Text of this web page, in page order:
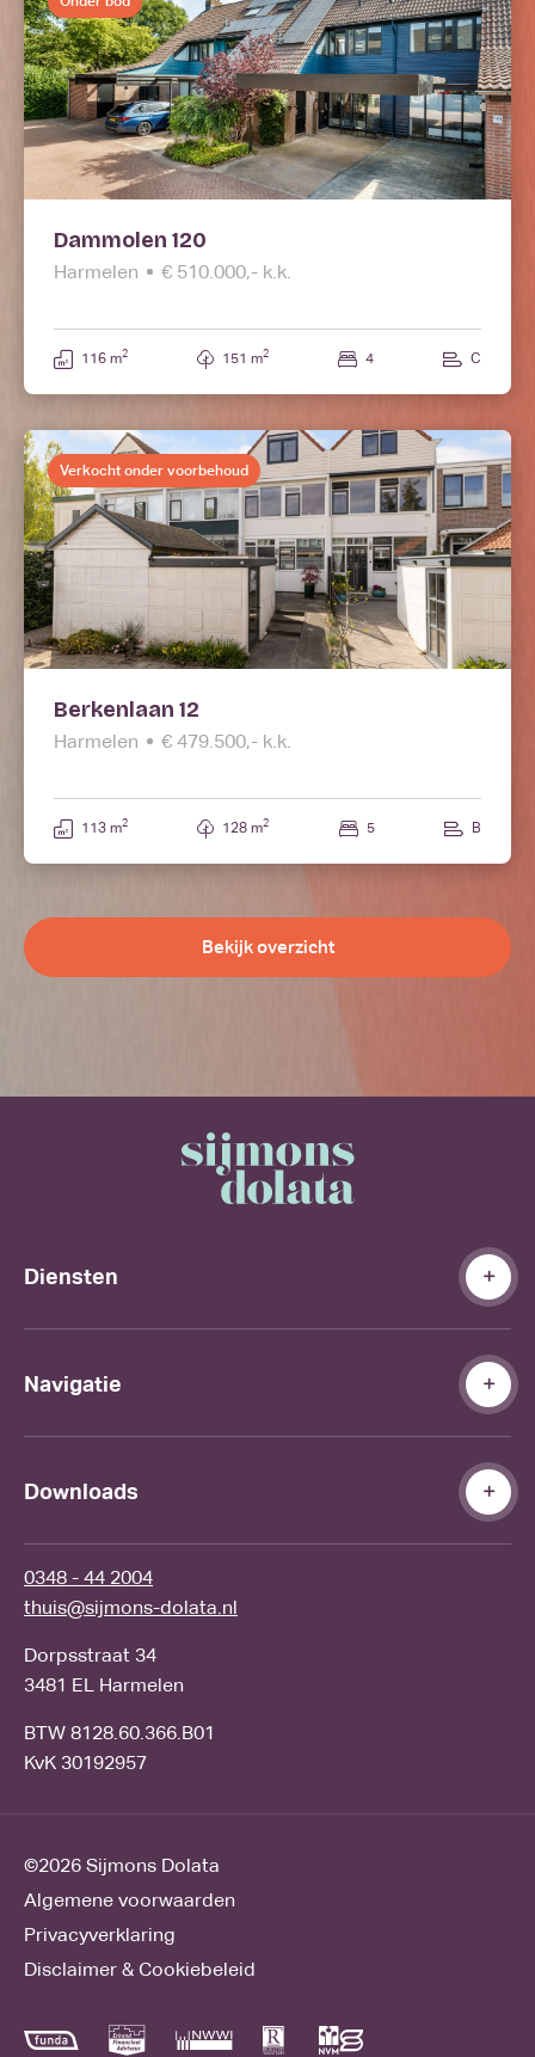
Dammolen 120
Harmelen € 510.000,- k.k.
116 m2 151 m2 4 C
Verkocht onder voorbehoud
Berkenlaan 12
Harmelen € 479.500,- k.k.
113 m2 128 m2 5 B
Bekijk overzicht
Diensten
Navigatie
Downloads
0348 - 44 2004
thuis@sijmons-dolata.nl
Dorpsstraat 34
3481 EL Harmelen
BTW 8128.60.366.B01
KvK 30192957
©2026 Sijmons Dolata
Algemene voorwaarden
Privacyverklaring
Disclaimer & Cookiebeleid